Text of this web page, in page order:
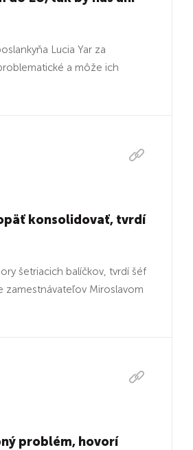
Lucia Yar za
a môže ich
konsolidovať, tvrdí
šetriacich balíčkov, tvrdí šéf
zamestnávateľov Miroslavom
problém, hovorí